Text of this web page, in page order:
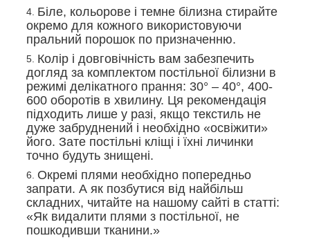
Біле, кольорове і темне білизна стирайте
окремо для кожного використовуючи
пральний порошок по призначенню.
Колір і довговічність вам забезпечить
догляд за комплектом постільної білизни в
режимі делікатного прання: 30° – 40°, 400-
600 оборотів в хвилину. Ця рекомендація
підходить лише у разі, якщо текстиль не
дуже забруднений і необхідно «освіжити»
його. Зате постільні кліщі і їхні личинки
точно будуть знищені.
Окремі плями необхідно попередньо
запрати. А як позбутися від найбільш
складних, читайте на нашому сайті в статті:
«Як видалити плями з постільної, не
пошкодивши тканини.»